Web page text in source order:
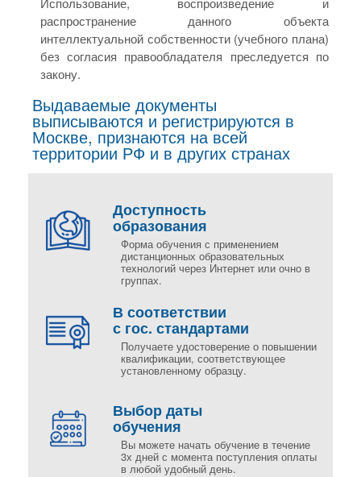
распространение данного объекта
интеллектуальной собственности (учебного плана)
без согласия правообладателя преследуется по
закону.
Выдаваемые документы
выписываются и регистрируются в
Москве, признаются на всей
территории РФ и в других странах
Доступность
образования
Форма обучения с применением
дистанционных образовательных
технологий через Интернет или очно в
группах.
В соответствии
с гос. стандартами
Получаете удостоверение о повышении
квалификации, соответствующее
установленному образцу.
Выбор даты
обучения
Вы можете начать обучение в течение
3х дней с момента поступления оплаты
в любой удобный день.